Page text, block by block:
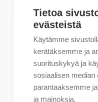
Tietoa
evästeistä
Käytämme
kerätäksemme ja
suorituskykyä ja
sosiaalisen
parantaaksemme
ja mainoksia.
LISÄÄ
Tuotekoodit
Product order number: